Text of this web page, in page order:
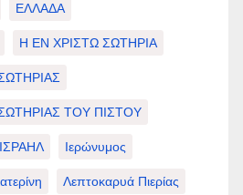
ΕΛΛΑΔΑ
Η ΕΝ ΧΡΙΣΤΩ ΣΩΤΗΡΙΑ
ΤΟΥ ΠΙΣΤΟΥ
ΙΣΡΑΗΛ Ιερώνυμος
Λεπτοκαρυά Πιερίας